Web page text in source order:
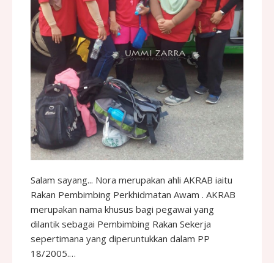
Salam sayang... Nora merupakan ahli AKRAB iaitu
Rakan Pembimbing Perkhidmatan Awam . AKRAB
merupakan nama khusus bagi pegawai yang
dilantik sebagai Pembimbing Rakan Sekerja
sepertimana yang diperuntukkan dalam PP
18/2005.…